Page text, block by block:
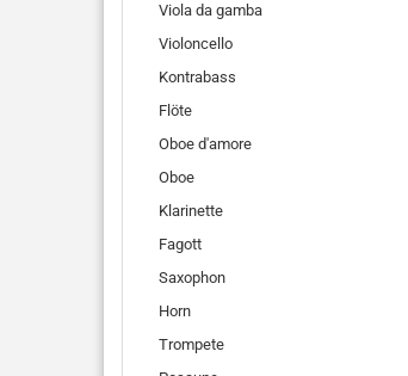
Viola da gamba
Violoncello
Kontrabass
Flöte
Oboe d'amore
Oboe
Klarinette
Fagott
Saxophon
Horn
Trompete